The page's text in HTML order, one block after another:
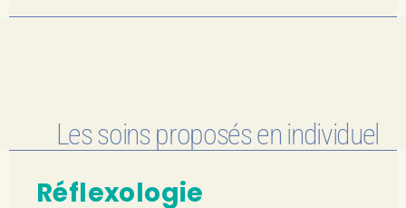
Les soins proposés en individuel
Réflexologie